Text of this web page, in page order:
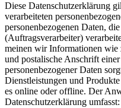
Diese Datenschutzerklärung
verarbeiteten
personenbezogenen Daten,
(Auftragsverarbeiter)
meinen wir Informationen
und postalische Anschrift
personenbezogener Daten
Dienstleistungen und
es online oder offline. Der
Datenschutzerklärung umfasst: